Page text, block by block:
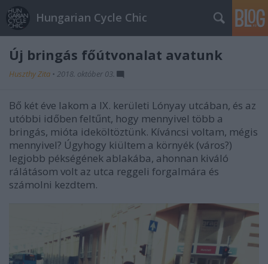
Hungarian Cycle Chic
Új bringás főútvonalat avatunk
Huszthy Zita • 2018. október 03.
Bő két éve lakom a IX. kerületi Lónyay utcában, és az
utóbbi időben feltűnt, hogy mennyivel több a
bringás, mióta ideköltöztünk. Kíváncsi voltam, mégis
mennyivel? Úgyhogy kiültem a környék (város?)
legjobb pékségének ablakába, ahonnan kiváló
rálátásom volt az utca reggeli forgalmára és
számolni kezdtem.